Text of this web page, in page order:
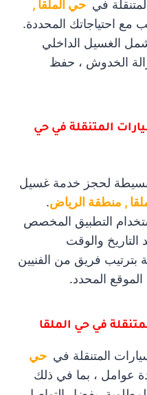
في حي الملقا ,
مع احتياجاتك المحددة.
الغسيل الداخلي
الخدوش ، حفظ
المتنقلة في حي
بسيطة لحجز خدمة غسيل
, منطقة الرياض.
التطبيق المخصص
التاريخ والوقت
بترتيب فريق من الفنيين
المحدد.
في حي الملقا
المتنقلة في حي
عوامل ، بما في ذلك